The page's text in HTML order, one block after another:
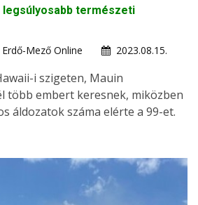
legsúlyosabb természeti
Mező Online
2023.08.15.
i szigeten, Mauin
több embert keresnek, miközben
áldozatok száma elérte a 99-et.